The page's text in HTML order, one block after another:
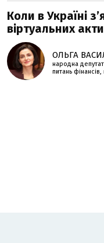
Коли в Україні
віртуальних
ОЛЬГА
народна
питань